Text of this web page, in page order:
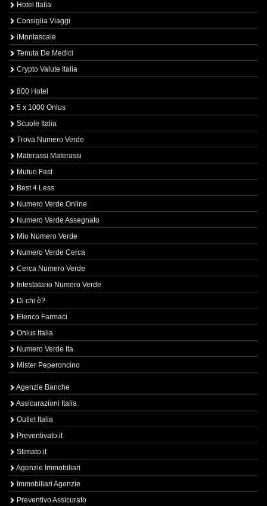
Hotel Italia
Consiglia Viaggi
iMontascale
Tenuta De Medici
Crypto Valute Italia
800 Hotel
5 x 1000 Onlus
Scuole Italia
Trova Numero Verde
Materassi Materassi
Mutuo Fast
Best 4 Less
Numero Verde Online
Numero Verde Assegnato
Mio Numero Verde
Numero Verde Cerca
Cerca Numero Verde
Intestatario Numero Verde
Di chi è?
Elenco Farmaci
Onlus Italia
Numero Verde Ita
Mister Peperoncino
Agenzie Banche
Assicurazioni Italia
Outlet Italia
Preventivato.it
Stimato.it
Agenzie Immobiliari
Immobiliari Agenzie
Preventivo Assicurato